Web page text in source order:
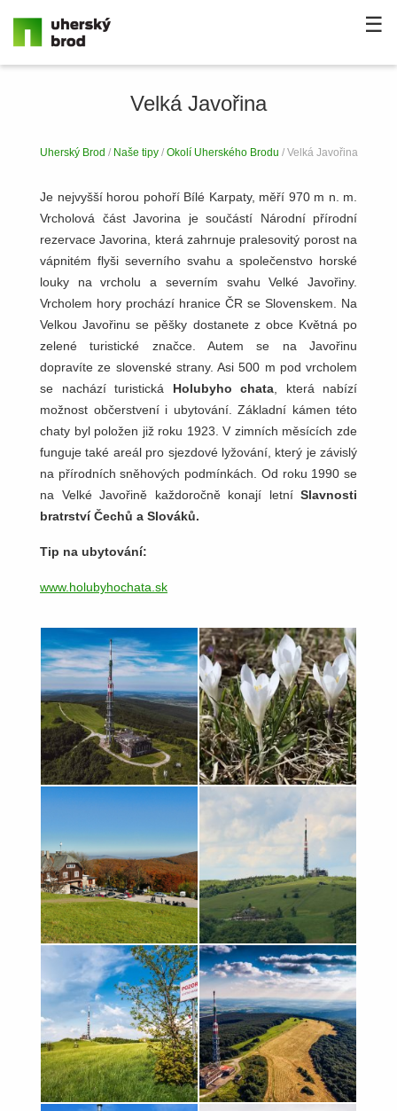
☰
Velká Javořina
Uherský Brod / Naše tipy / Okolí Uherského Brodu / Velká Javořina
Je nejvyšší horou pohoří Bílé Karpaty, měří 970 m n. m.
Vrcholová část Javorina je součástí Národní přírodní
rezervace Javorina, která zahrnuje pralesovitý porost na
vápnitém flyši severního svahu a společenstvo horské
louky na vrcholu a severním svahu Velké Javořiny.
Vrcholem hory prochází hranice ČR se Slovenskem. Na
Velkou Javořinu se pěšky dostanete z obce Květná po
zelené turistické značce. Autem se na Javořinu
dopravíte ze slovenské strany. Asi 500 m pod vrcholem
se nachází turistická
Holubyho chata, která nabízí
možnost občerstvení i ubytování. Základní kámen této
chaty byl položen již roku 1923. V zimních měsících zde
funguje také areál pro sjezdové lyžování, který je závislý
na přírodních sněhových podmínkách. Od roku 1990 se
na Velké Javořině každoročně konají letní Slavnosti
bratrství Čechů a Slováků.
Tip na ubytování:
www.holubyhochata.sk